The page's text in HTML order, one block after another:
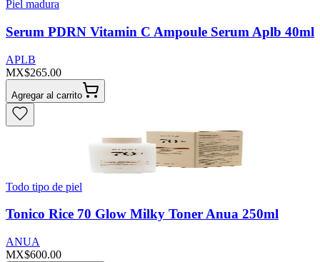
Piel madura
Serum PDRN Vitamin C Ampoule Serum Aplb 40ml
APLB
MX$265.00
Agregar al carrito
Todo tipo de piel
Tonico Rice 70 Glow Milky Toner Anua 250ml
ANUA
MX$600.00